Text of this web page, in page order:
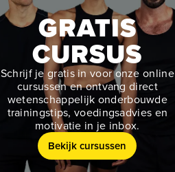
GRATIS
CURSUS
Schrijf je gratis in voor onze online
cursussen en ontvang direct
wetenschappelijk onderbouwde
trainingstips, voedingsadvies en
motivatie in je inbox.
Bekijk cursussen